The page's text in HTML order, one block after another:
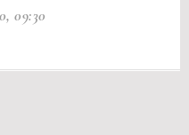
09:30